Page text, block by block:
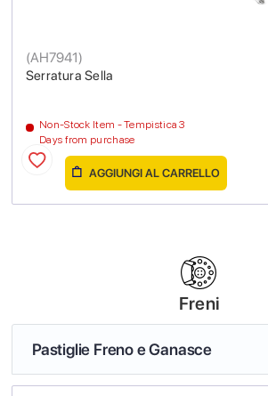
Serratura Sella
(AH7941)
Non-Stock Item - Tempistica 3
Days from purchase
AGGIUNGI AL CARRELLO
Freni
Pastiglie Freno e Ganasce